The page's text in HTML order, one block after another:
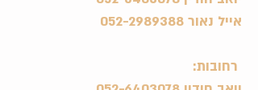
אייל נאור 052-2989388
רחובות: